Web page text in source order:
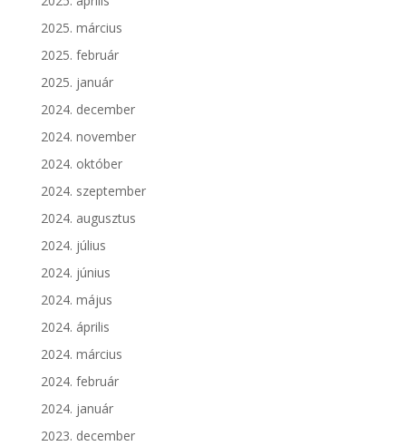
2025. március
2025. február
2025. január
2024. december
2024. november
2024. október
2024. szeptember
2024. augusztus
2024. július
2024. június
2024. május
2024. április
2024. március
2024. február
2024. január
2023. december